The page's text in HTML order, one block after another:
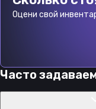
Оцени свой
Часто